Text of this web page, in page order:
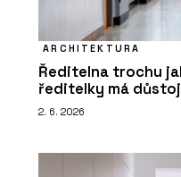
ARCHITEKTURA
Ředitelna trochu
ředitelky má
2. 6. 2026